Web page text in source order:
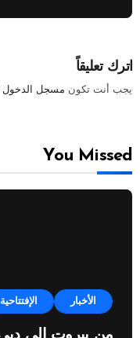
اترك تعليقاً
يجب أنت تكون مسجل الدخول
You Missed
الأخبار الإفتتاحية